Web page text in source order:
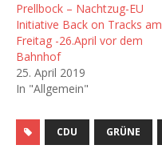
Prellbock – Nachtzug-EU
Initiative Back on Tracks am
Freitag -26.April vor dem
Bahnhof
25. April 2019
In "Allgemein"
CDU GRÜNE